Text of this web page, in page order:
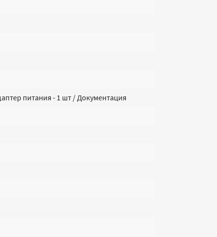
питания - 1 шт / Документация